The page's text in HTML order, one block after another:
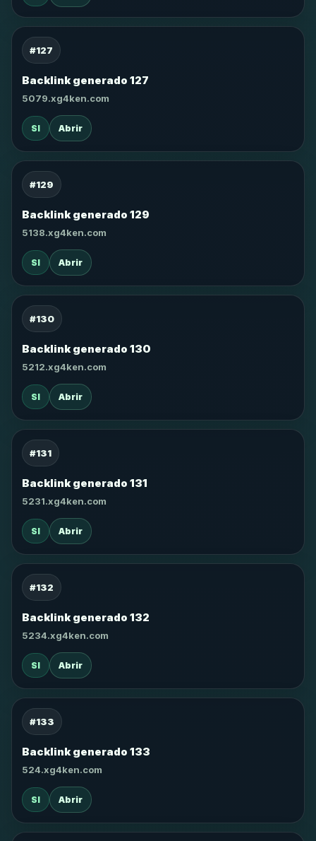
#127
Backlink generado 127
5079.xg4ken.com
SI Abrir
#129
Backlink generado 129
5138.xg4ken.com
SI Abrir
#130
Backlink generado 130
5212.xg4ken.com
SI Abrir
#131
Backlink generado 131
5231.xg4ken.com
SI Abrir
#132
Backlink generado 132
5234.xg4ken.com
SI Abrir
#133
Backlink generado 133
524.xg4ken.com
SI Abrir